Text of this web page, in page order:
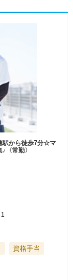
駅から徒歩7分☆マ
〈常勤〉
資格手当